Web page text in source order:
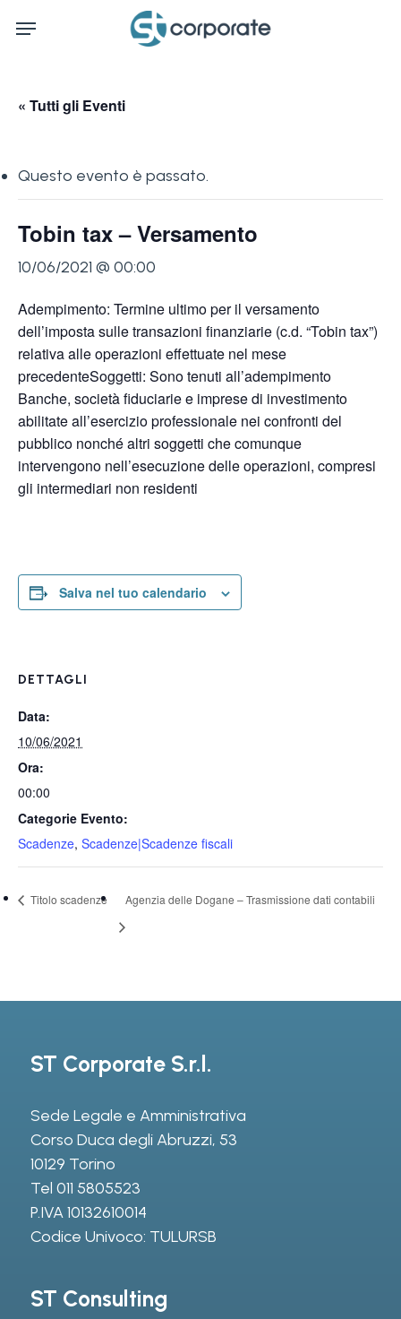
Menu
« Tutti gli Eventi
Questo evento è passato.
Tobin tax – Versamento
10/06/2021 @ 00:00
Adempimento: Termine ultimo per il versamento
dell’imposta sulle transazioni finanziarie (c.d. “Tobin tax”)
relativa alle operazioni effettuate nel mese
precedenteSoggetti: Sono tenuti all’adempimento
Banche, società fiduciarie e imprese di investimento
abilitate all’esercizio professionale nei confronti del
pubblico nonché altri soggetti che comunque
intervengono nell’esecuzione delle operazioni, compresi
gli intermediari non residenti
Salva nel tuo calendario
DETTAGLI
Data:
10/06/2021
Ora:
00:00
Categorie Evento:
Scadenze, Scadenze|Scadenze fiscali
Titolo scadenze Agenzia delle Dogane – Trasmissione dati contabili
ST Corporate S.r.l.
Sede Legale e Amministrativa
Corso Duca degli Abruzzi, 53
10129 Torino
Tel 011 5805523
P.IVA 10132610014
Codice Univoco: TULURSB
ST Consulting